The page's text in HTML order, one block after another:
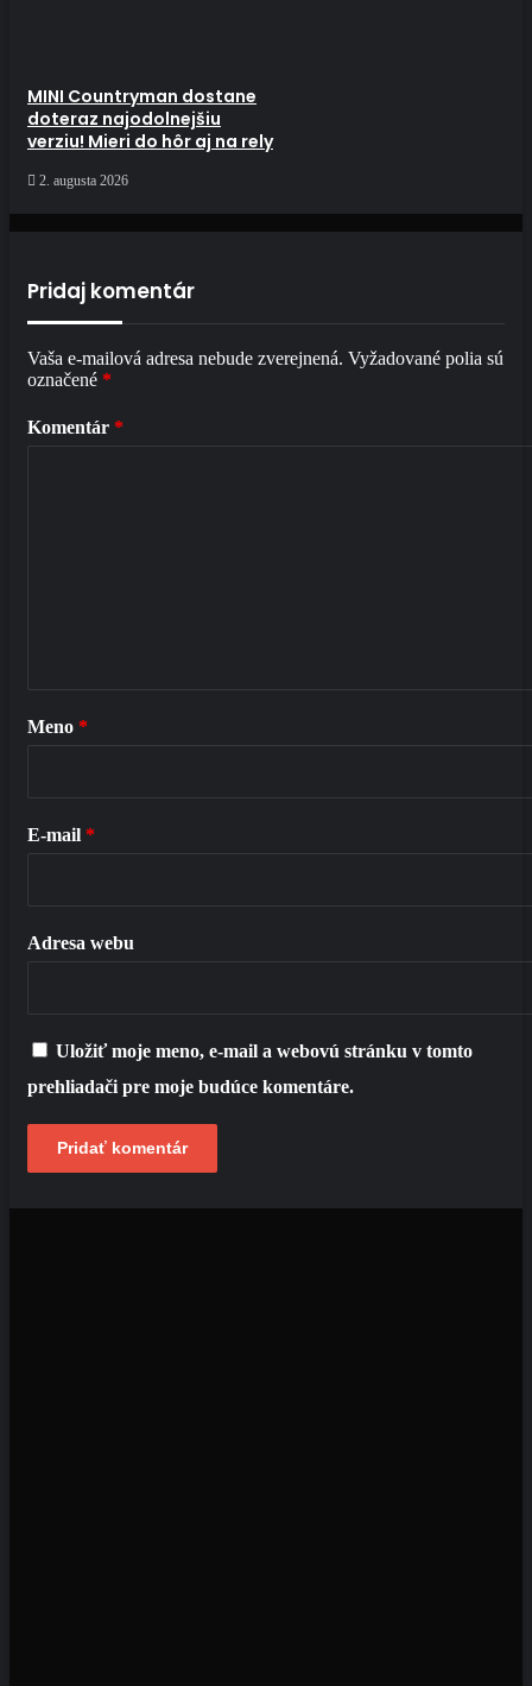
MINI Countryman dostane
doteraz najodolnejšiu
verziu! Mieri do hôr aj na rely
2. augusta 2026
Pridaj komentár
Vaša e-mailová adresa nebude zverejnená. Vyžadované polia sú
označené *
Komentár *
Meno *
E-mail *
Adresa webu
Uložiť moje meno, e-mail a webovú stránku v tomto
prehliadači pre moje budúce komentáre.